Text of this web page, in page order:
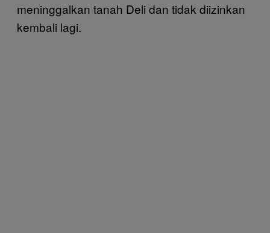
meninggalkan tanah Deli dan tidak diizinkan
kembali lagi.